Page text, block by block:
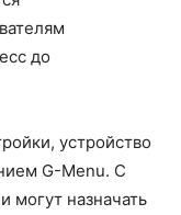
до
устройство
G-Menu. С
могут назначать